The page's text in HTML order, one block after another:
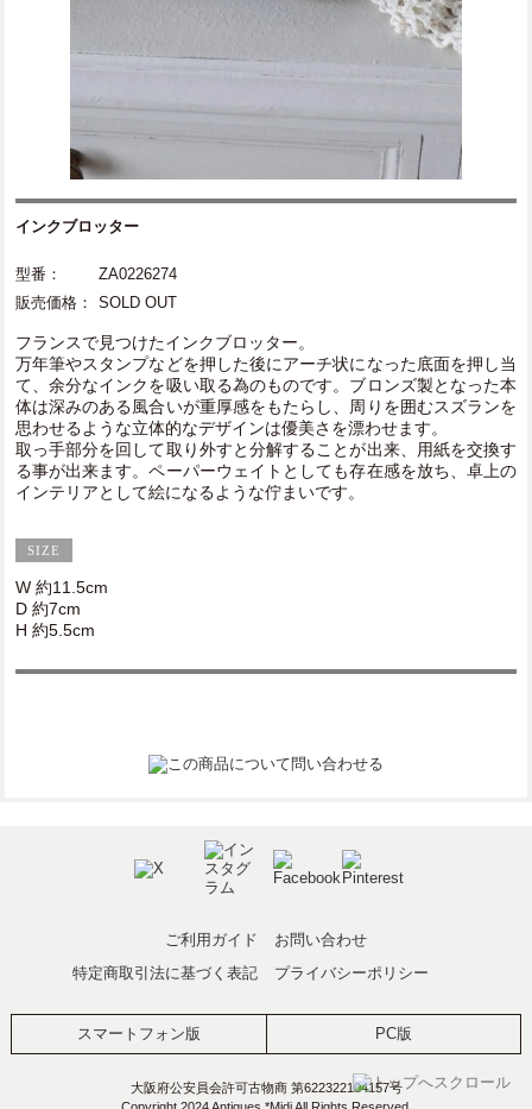
インクブロッター
型番：
ZA0226274
販売価格：
SOLD OUT
フランスで見つけたインクブロッター。
万年筆やスタンプなどを押した後にアーチ状になった底面を押し当
て、余分なインクを吸い取る為のものです。ブロンズ製となった本
体は深みのある風合いが重厚感をもたらし、周りを囲むスズランを
思わせるような立体的なデザインは優美さを漂わせます。
取っ手部分を回して取り外すと分解することが出来、用紙を交換す
る事が出来ます。ペーパーウェイトとしても存在感を放ち、卓上の
インテリアとして絵になるような佇まいです。
W 約11.5cm
D 約7cm
H 約5.5cm
ご利用ガイド
お問い合わせ
特定商取引法に基づく表記
プライバシーポリシー
スマートフォン版 PC版
大阪府公安員会許可古物商 第622322104157号